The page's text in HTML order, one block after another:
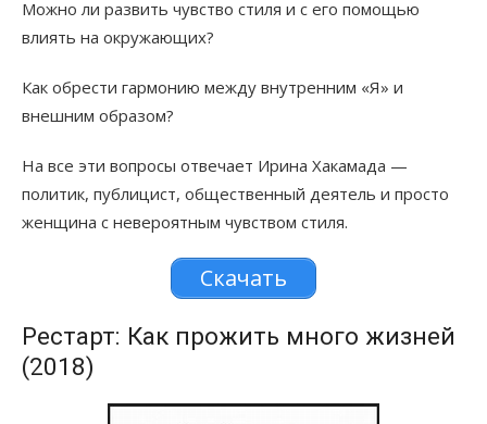
Можно ли развить чувство стиля и с его помощью
влиять на окружающих?
Как обрести гармонию между внутренним «Я» и
внешним образом?
На все эти вопросы отвечает Ирина Хакамада —
политик, публицист, общественный деятель и просто
женщина с невероятным чувством стиля.
Скачать
Рестарт: Как прожить много жизней
(2018)